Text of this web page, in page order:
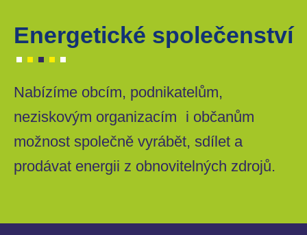
Energetické společenství
Nabízíme obcím, podnikatelům,
neziskovým organizacím i občanům
možnost společně vyrábět, sdílet a
prodávat energii z obnovitelných zdrojů.